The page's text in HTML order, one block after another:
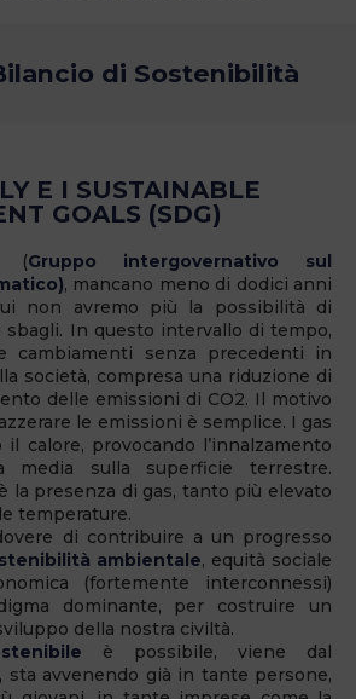
di Sostenibilità
E I SUSTAINABLE
GOALS (SDG)
(Gruppo intergovernativo sul
, mancano meno di dodici anni
non avremo più la possibilità di
sbagli. In questo intervallo di tempo,
cambiamenti senza precedenti in
società, compresa una riduzione di
delle emissioni di CO2. Il motivo
le emissioni è semplice. I gas
calore, provocando l’innalzamento
media sulla superficie terrestre.
la presenza di gas, tanto più elevato
temperature.
di contribuire a un progresso
ambientale, equità sociale
(fortemente interconnessi)
dominante, per costruire un
della nostra civiltà.
è possibile, viene dal
sta avvenendo già in tante persone,